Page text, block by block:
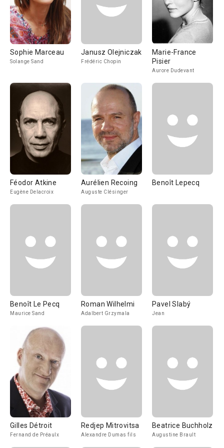
Sophie Marceau
Solange Sand
Janusz Olejniczak
Frédéric Chopin
Marie-France
Pisier
Aurore Dudevant
Féodor Atkine
Eugène Delacroix
Aurélien Recoing
Auguste Clésinger
Benoît Lepecq
Benoît Le Pecq
Maurice Sand
Roman Wilhelmi
Adalbert Grzymala
Pavel Slabý
Jean
Gilles Détroit
Fernand de Préaulx
Redjep Mitrovitsa
Alexandre Dumas fils
Beatrice Buchholz
Augustine Brault